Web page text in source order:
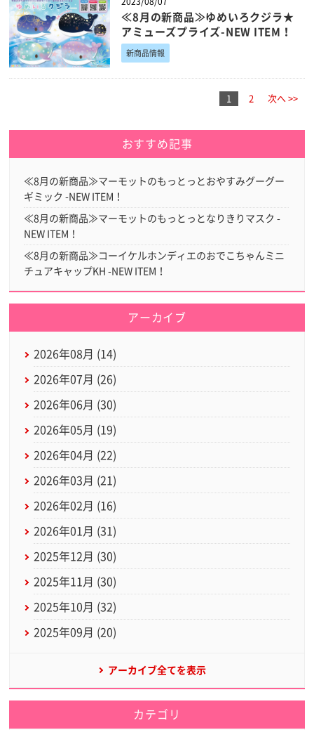
≪8月の新商品≫ゆめいろクジラ★
アミューズプライズ-NEW ITEM！
新商品情報
1 2 次へ >>
おすすめ記事
≪8月の新商品≫マーモットのもっとっとおやすみグーグー
ギミック -NEW ITEM！
≪8月の新商品≫マーモットのもっとっとなりきりマスク -
NEW ITEM！
≪8月の新商品≫コーイケルホンディエのおでこちゃんミニ
チュアキャップKH -NEW ITEM！
アーカイブ
2026年08月 (14)
2026年07月 (26)
2026年06月 (30)
2026年05月 (19)
2026年04月 (22)
2026年03月 (21)
2026年02月 (16)
2026年01月 (31)
2025年12月 (30)
2025年11月 (30)
2025年10月 (32)
2025年09月 (20)
アーカイブ全てを表示
カテゴリ